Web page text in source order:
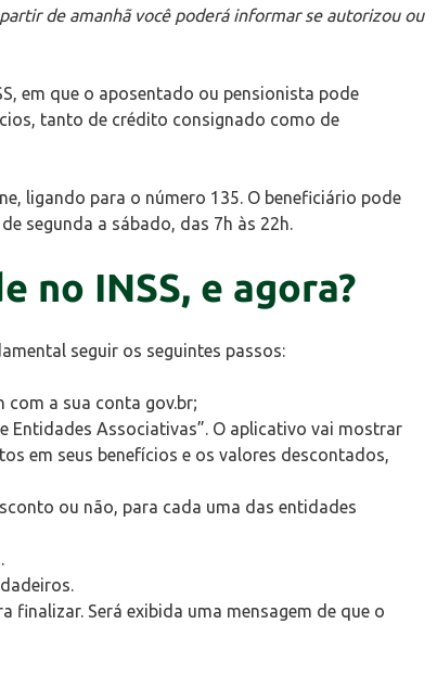
de amanhã você poderá informar se autorizou ou
em que o aposentado ou pensionista pode
tanto de crédito consignado como de
ligando para o número 135. O beneficiário pode
segunda a sábado, das 7h às 22h.
no INSS, e agora?
seguir os seguintes passos:
com a sua conta gov.br;
Entidades Associativas”. O aplicativo vai mostrar
em seus benefícios e os valores descontados,
ou não, para cada uma das entidades
finalizar. Será exibida uma mensagem de que o